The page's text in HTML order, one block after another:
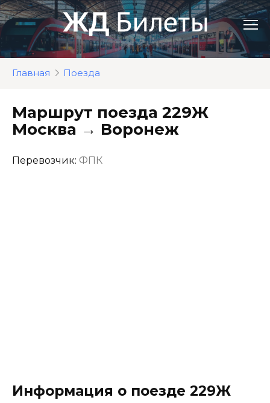
Перейти
к
контенту
Главная Поезда
Маршрут поезда 229Ж
Москва → Воронеж
Перевозчик: ФПК
Информация о поезде 229Ж